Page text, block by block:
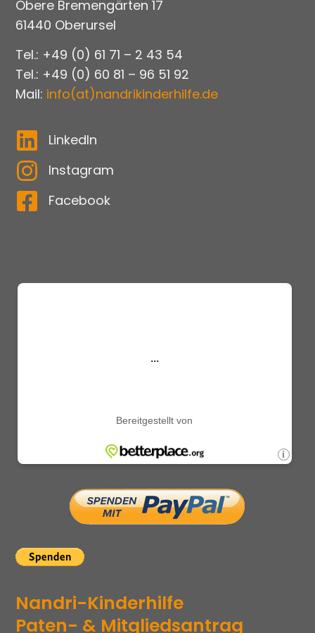
Obere Bremengärten 17
61440 Oberursel
Tel.: +49 (0) 61 71 – 2 43 54
Tel.: +49 (0) 60 81 – 96 51 92
Mail: info(at)nandrikinderhilfe.de
LinkedIn
Instagram
Facebook
Nandri-Kinderhilfe
Paten- & Mitgliedsantrag